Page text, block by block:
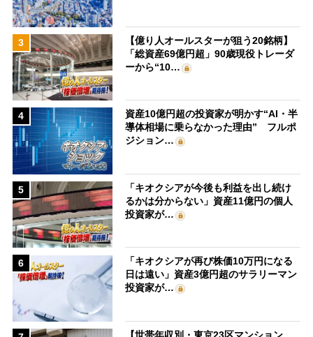
3
【億り人オールスターが狙う20銘柄】
「総資産69億円超」90歳現役トレーダ
ーから“10…
4
資産10億円超の投資家が明かす“AI・半
導体相場に乗らなかった理由” フルポ
ジション…
5
「キオクシアが今後も利益を出し続け
るかは分からない」資産11億円の個人
投資家が…
6
「キオクシアが再び株価10万円になる
日は遠い」資産3億円超のサラリーマン
投資家が…